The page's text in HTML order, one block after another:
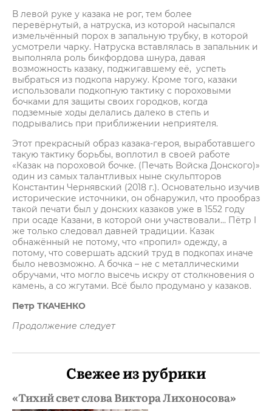
В левой руке у казака не рог, тем более
перевёрнутый, а натруска, из которой насыпался
измельчённый порох в запальную трубку, в которой
усмотрели чарку. Натруска вставлялась в запальник и
выполняла роль бикфордова шнура, давая
возможность казаку, поджигавшему её, успеть
выбраться из подкопа наружу. Кроме того, казаки
использовали подкопную тактику с пороховыми
бочками для защиты своих городков, когда
подземные ходы делались далеко в степь и
подрывались при приближении неприятеля.
Этот прекрасный образ казака-героя, выработавшего
такую тактику борьбы, воплотил в своей работе
«Казак на пороховой бочке. (Печать Войска Донского)»
один из самых талантливых ныне скульпторов
Константин Чернявский (2018 г.). Основательно изучив
исторические источники, он обнаружил, что прообраз
такой печати был у донских казаков уже в 1552 году
при осаде Казани, в которой они участвовали… Пётр I
же только следовал давней традиции. Казак
обнажённый не потому, что «пропил» одежду, а
потому, что совершать адский труд в подкопах иначе
было невозможно. А бочка – не с металлическими
обручами, что могло высечь искру от столкновения о
камень, а со жгутами. Всё было продумано у казаков.
Петр ТКАЧЕНКО
Продолжение следует
Свежее из рубрики
«Тихий свет слова Виктора Лихоносова»